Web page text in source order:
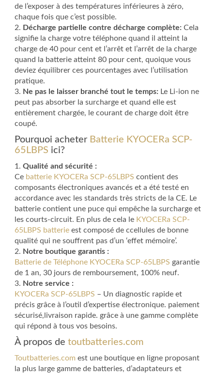
de l’exposer à des températures inférieures à zéro,
chaque fois que c’est possible.
2. Décharge partielle contre décharge complète: Cela
signifie la charge votre téléphone quand il atteint la
charge de 40 pour cent et l’arrêt et l’arrêt de la charge
quand la batterie atteint 80 pour cent, quoique vous
deviez équilibrer ces pourcentages avec l’utilisation
pratique.
3. Ne pas le laisser branché tout le temps: Le Li-ion ne
peut pas absorber la surcharge et quand elle est
entièrement chargée, le courant de charge doit être
coupé.
Pourquoi acheter Batterie KYOCERa SCP-
65LBPS ici?
1. Qualité and sécurité :
Ce batterie KYOCERa SCP-65LBPS contient des
composants électroniques avancés et a été testé en
accordance avec les standards très stricts de la CE. Le
batterie contient une puce qui empêche la surcharge et
les courts-circuit. En plus de cela le KYOCERa SCP-
65LBPS batterie est composé de ccellules de bonne
qualité qui ne souffrent pas d’un ‘effet mémoire’.
2. Notre boutique garantis :
Batterie de Téléphone KYOCERa SCP-65LBPS garantie
de 1 an, 30 jours de remboursement, 100% neuf.
3. Notre service :
KYOCERa SCP-65LBPS – Un diagnostic rapide et
précis grâce à l’outil d’expertise électronique. paiement
sécurisé,livraison rapide. grâce à une gamme complète
qui répond à tous vos besoins.
À propos de toutbatteries.com
Toutbatteries.com est une boutique en ligne proposant
la plus large gamme de batteries, d’adaptateurs et